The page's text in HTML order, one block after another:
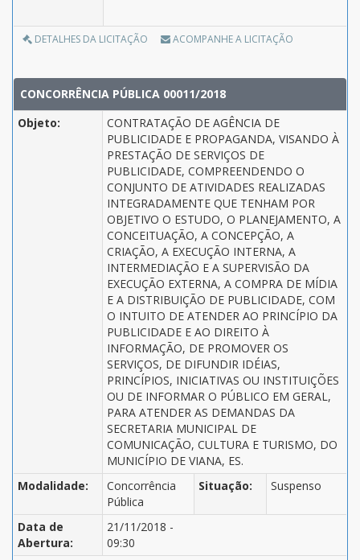
DETALHES DA LICITAÇÃO ACOMPANHE A LICITAÇÃO
CONCORRÊNCIA PÚBLICA 00011/2018
Objeto:
CONTRATAÇÃO DE AGÊNCIA DE
PUBLICIDADE E PROPAGANDA, VISANDO À
PRESTAÇÃO DE SERVIÇOS DE
PUBLICIDADE, COMPREENDENDO O
CONJUNTO DE ATIVIDADES REALIZADAS
INTEGRADAMENTE QUE TENHAM POR
OBJETIVO O ESTUDO, O PLANEJAMENTO, A
CONCEITUAÇÃO, A CONCEPÇÃO, A
CRIAÇÃO, A EXECUÇÃO INTERNA, A
INTERMEDIAÇÃO E A SUPERVISÃO DA
EXECUÇÃO EXTERNA, A COMPRA DE MÍDIA
E A DISTRIBUIÇÃO DE PUBLICIDADE, COM
O INTUITO DE ATENDER AO PRINCÍPIO DA
PUBLICIDADE E AO DIREITO À
INFORMAÇÃO, DE PROMOVER OS
SERVIÇOS, DE DIFUNDIR IDÉIAS,
PRINCÍPIOS, INICIATIVAS OU INSTITUIÇÕES
OU DE INFORMAR O PÚBLICO EM GERAL,
PARA ATENDER AS DEMANDAS DA
SECRETARIA MUNICIPAL DE
COMUNICAÇÃO, CULTURA E TURISMO, DO
MUNICÍPIO DE VIANA, ES.
Modalidade:
Concorrência
Pública
Situação: Suspenso
Data de
Abertura:
21/11/2018 -
09:30